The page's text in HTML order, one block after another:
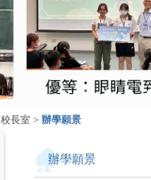
校長室 > 辦學願景
辦學願景